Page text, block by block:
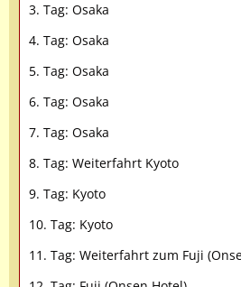
3. Tag: Osaka
4. Tag: Osaka
5. Tag: Osaka
6. Tag: Osaka
7. Tag: Osaka
8. Tag: Weiterfahrt Kyoto
9. Tag: Kyoto
10. Tag: Kyoto
11. Tag: Weiterfahrt zum Fuji